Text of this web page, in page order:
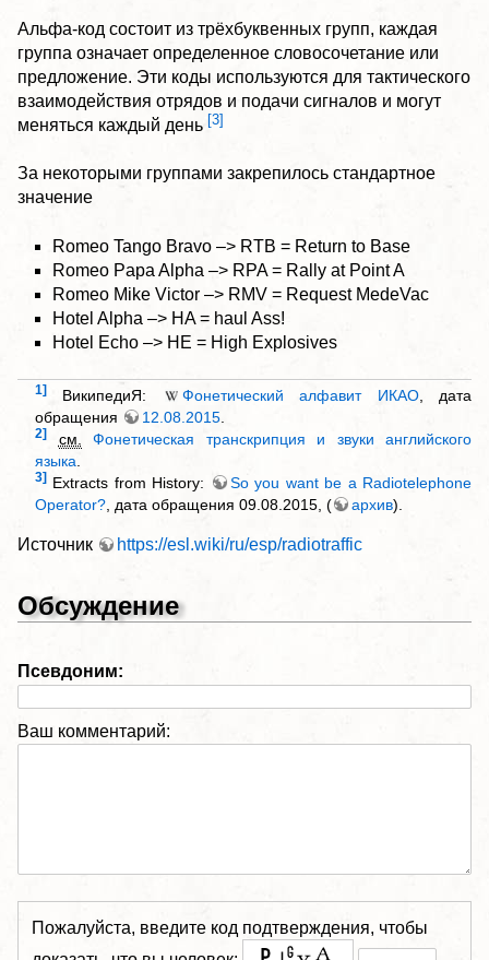
Альфа-код состоит из трёхбуквенных групп, каждая
группа означает определенное словосочетание или
предложение. Эти коды используются для тактического
взаимодействия отрядов и подачи сигналов и могут
меняться каждый день [3]
За некоторыми группами закрепилось стандартное
значение
Romeo Tango Bravo –> RTB = Return to Base
Romeo Papa Alpha –> RPA = Rally at Point A
Romeo Mike Victor –> RMV = Request MedeVac
Hotel Alpha –> HA = haul Ass!
Hotel Echo –> HE = High Explosives
1] ВикипедиЯ: Фонетический алфавит ИКАО, дата
обращения
12.08.2015.
2] см.
Фонетическая транскрипция и звуки английского
языка.
3] Extracts from History:
So you want be a Radiotelephone
Operator?, дата обращения 09.08.2015, ( архив).
Источник https://esl.wiki/ru/esp/radiotraffic
Обсуждение
Псевдоним:
Ваш комментарий:
Пожалуйста, введите код подтверждения, чтобы